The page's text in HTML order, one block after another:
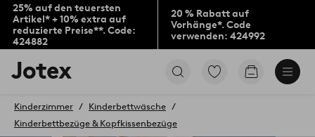
25% auf den teuersten
Artikel* + 10% extra auf
reduzierte Preise**. Code:
424882
20 % Rabatt auf
Vorhänge*. Code
verwenden: 424992
Jotex-
Logo
zur
Startseite
wechseln
Zu
Zum
Kinderzimmer
Kinderbettwäsche
Kinderbettbezüge & Kopfkissenbezüge